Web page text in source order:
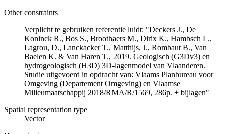
Other constraints
Verplicht te gebruiken referentie luidt: "Deckers J., De
Koninck R., Bos S., Broothaers M., Dirix K., Hambsch L.,
Lagrou, D., Lanckacker T., Matthijs, J., Rombaut B., Van
Baelen K. & Van Haren T., 2019. Geologisch (G3Dv3) en
hydrogeologisch (H3D) 3D-lagenmodel van Vlaanderen.
Studie uitgevoerd in opdracht van: Vlaams Planbureau voor
Omgeving (Departement Omgeving) en Vlaamse
Milieumaatschappij 2018/RMA/R/1569, 286p. + bijlagen"
Spatial representation type
Vector